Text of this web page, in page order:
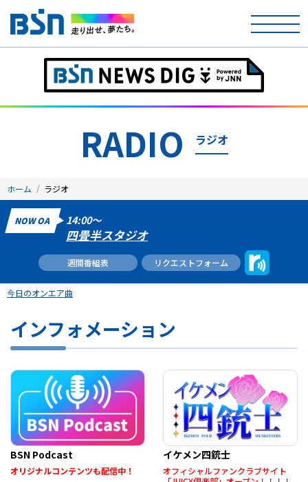
ホーム
テレビ
ラジオ
ニュース
天気
コンテンツ・アプリ
キッズ ケンジュ
愛の募金
Well-being 防災・減災
ショッピング
会社概要・ビジョン
RADIO ラジオ
ホーム ラジオ
NOW OA 14:00～
四畳半スタジオ
週間番組表 リクエストフォーム
今日のオンエア曲
インフォメーション
BSN Podcast
オリジナルコンテンツも配信中！
イケメン四銃士
オフィシャルファンクラブサイト